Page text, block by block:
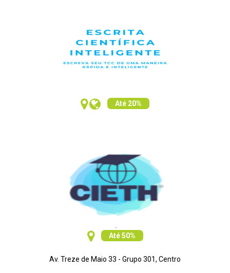
Até 20%
Até 50%
Av. Treze de Maio 33 - Grupo 301, Centro